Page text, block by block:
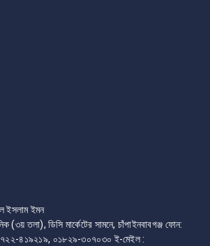
ইসলাম ইমন
(৩য় তলা), ডিসি মার্কেটের সামনে, চাঁপাইনবাবগঞ্জ ফোন:
৪১৯২১৯, ০১৮২৯-৩০৭০৩০ ই-মেইল :